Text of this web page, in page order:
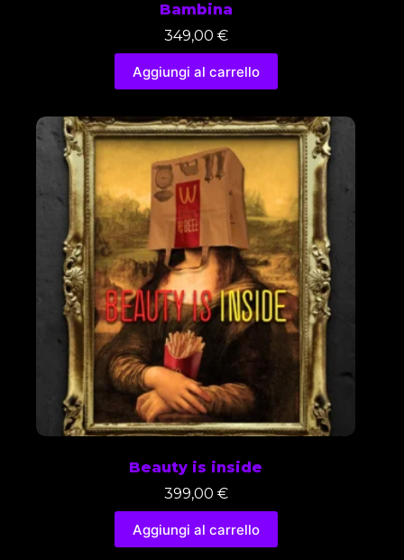
Bambina
349,00 €
Aggiungi al carrello
Beauty is inside
399,00 €
Aggiungi al carrello